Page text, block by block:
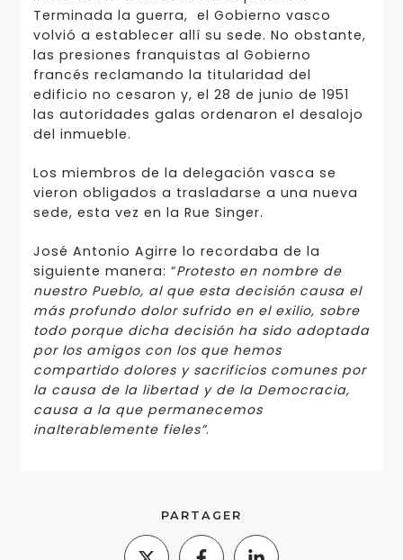
Terminada la guerra, el Gobierno vasco
volvió a establecer allí su sede. No obstante,
las presiones franquistas al Gobierno
francés reclamando la titularidad del
edificio no cesaron y, el 28 de junio de 1951
las autoridades galas ordenaron el desalojo
del inmueble.
Los miembros de la delegación vasca se
vieron obligados a trasladarse a una nueva
sede, esta vez en la Rue Singer.
José Antonio Agirre lo recordaba de la
siguiente manera: “Protesto en nombre de
nuestro Pueblo, al que esta decisión causa el
más profundo dolor sufrido en el exilio, sobre
todo porque dicha decisión ha sido adoptada
por los amigos con los que hemos
compartido dolores y sacrificios comunes por
la causa de la libertad y de la Democracia,
causa a la que permanecemos
inalterablemente fieles”.
PARTAGER